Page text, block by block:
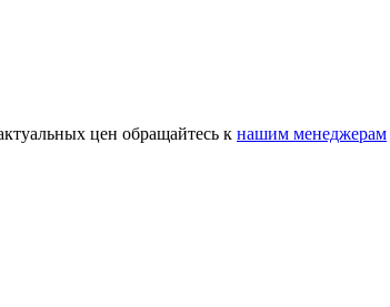
цен обращайтесь к нашим менеджерам